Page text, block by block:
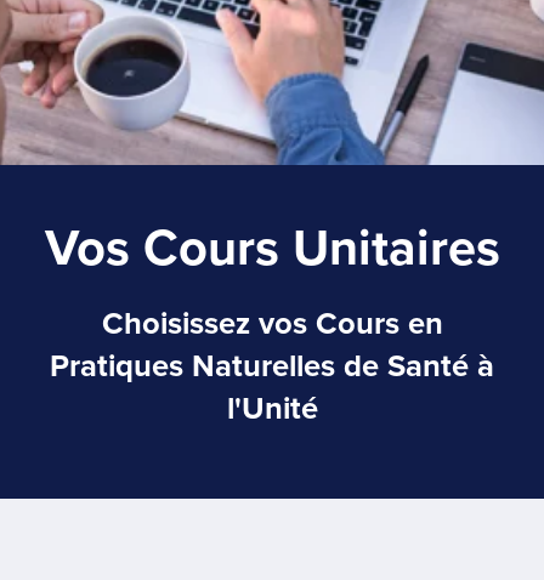
Vos Cours Unitaires
Choisissez vos Cours en
Pratiques Naturelles de Santé à
l'Unité